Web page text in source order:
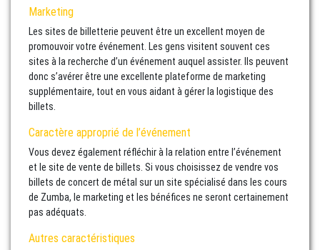
Marketing
Les sites de billetterie peuvent être un excellent moyen de
promouvoir votre événement. Les gens visitent souvent ces
sites à la recherche d’un événement auquel assister. Ils peuvent
donc s’avérer être une excellente plateforme de marketing
supplémentaire, tout en vous aidant à gérer la logistique des
billets.
Caractère approprié de l’événement
Vous devez également réfléchir à la relation entre l’événement
et le site de vente de billets. Si vous choisissez de vendre vos
billets de concert de métal sur un site spécialisé dans les cours
de Zumba, le marketing et les bénéfices ne seront certainement
pas adéquats.
Autres caractéristiques